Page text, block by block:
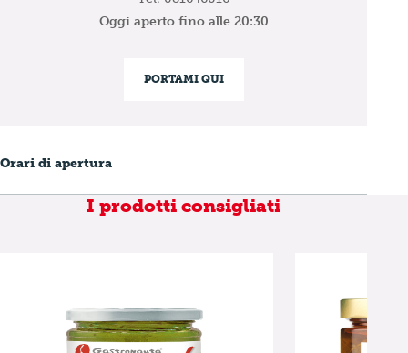
Oggi aperto fino alle 20:30
PORTAMI QUI
Orari di apertura
I prodotti consigliati